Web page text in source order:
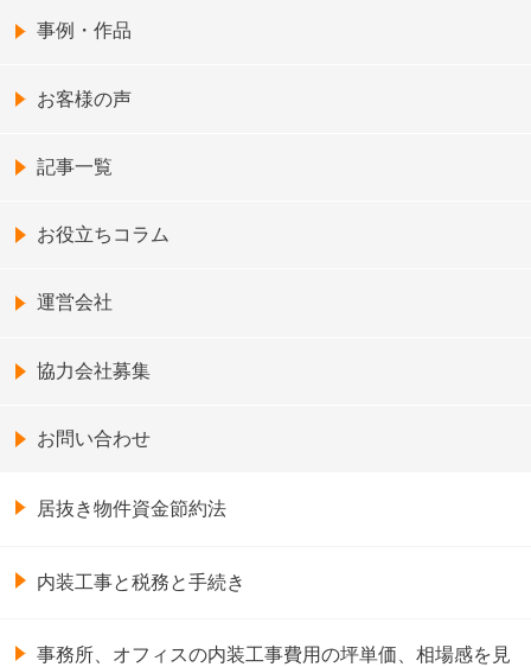
事例・作品
お客様の声
記事一覧
お役立ちコラム
運営会社
協力会社募集
お問い合わせ
居抜き物件資金節約法
内装工事と税務と手続き
事務所、オフィスの内装工事費用の坪単価、相場感を見